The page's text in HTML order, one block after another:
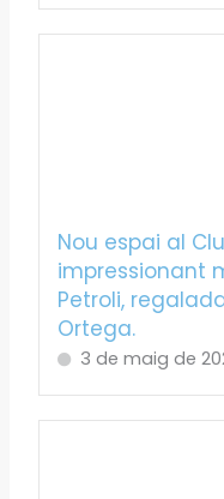
Nou espai al
impressionant
Petroli,
Ortega.
3 de maig de